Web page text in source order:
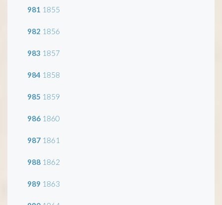
981 1855
982 1856
983 1857
984 1858
985 1859
986 1860
987 1861
988 1862
989 1863